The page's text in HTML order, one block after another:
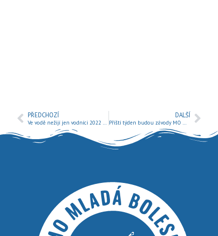
PŘEDCHOZÍ
Ve vodě nežijí jen vodníci 2022 Mladá Boleslav
DALŠÍ
Příští týden budou závody MO Mladá Boleslav